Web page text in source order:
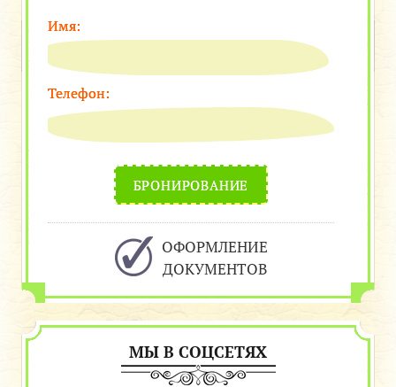
Имя:
Телефон:
БРОНИРОВАНИЕ
ОФОРМЛЕНИЕ
ДОКУМЕНТОВ
МЫ В СОЦСЕТЯХ